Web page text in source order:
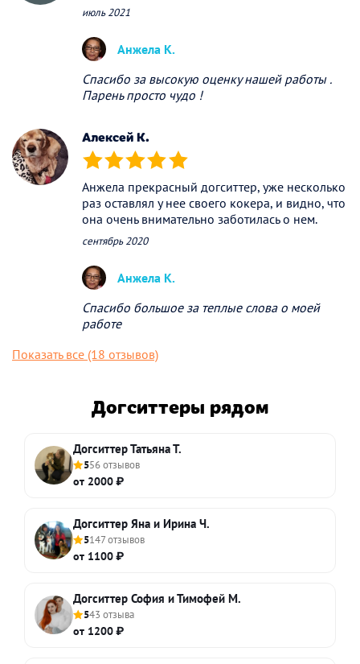
июль 2021
Анжела К.
Спасибо за высокую оценку нашей работы .
Парень просто чудо !
Алексей К.
(*) (*) (*) (*) (*)
Анжела прекрасный догситтер, уже несколько
раз оставлял у нее своего кокера, и видно, что
она очень внимательно заботилась о нем.
сентябрь 2020
Анжела К.
Спасибо большое за теплые слова о моей
работе
Показать все (18 отзывов)
Догситтеры рядом
Догситтер Татьяна Т.
556 отзывов
от 2000 ₽
Догситтер Яна и Ирина Ч.
5147 отзывов
от 1100 ₽
Догситтер София и Тимофей М.
543 отзыва
от 1200 ₽